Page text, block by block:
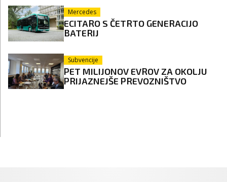
Mercedes
ECITARO S ČETRTO GENERACIJO
BATERIJ
Subvencije
PET MILIJONOV EVROV ZA OKOLJU
PRIJAZNEJŠE PREVOZNIŠTVO